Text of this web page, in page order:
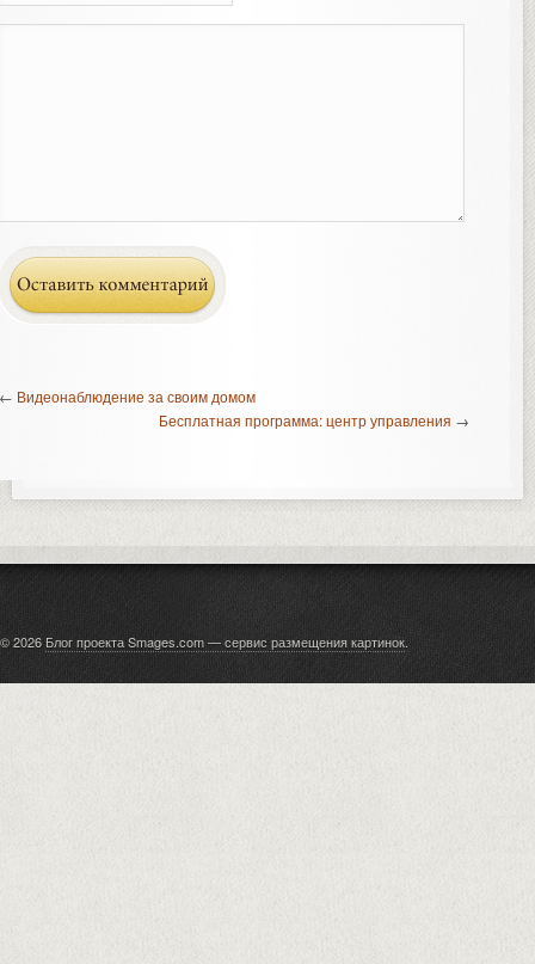
Видеонаблюдение за своим домом
Бесплатная программа: центр управления →
© 2026 Блог проекта Smages.com — сервис размещения картинок.